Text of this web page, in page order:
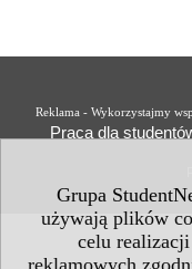
Grupa
używają plików
celu
reklamowych
Reklama - Wykorzystajmy
Praca dla